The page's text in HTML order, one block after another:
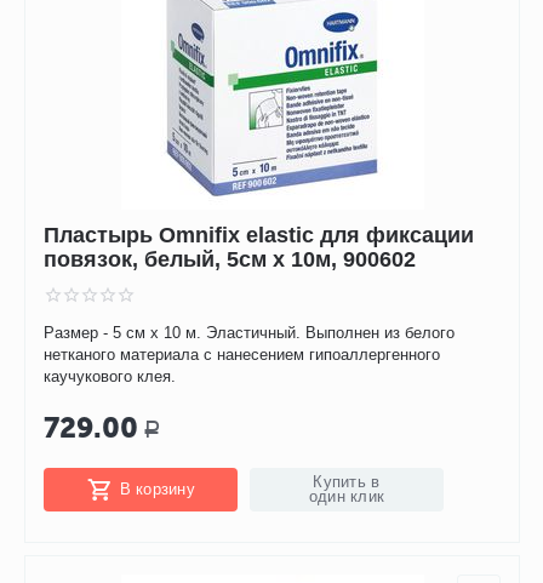
Пластырь Omnifix elastic для фиксации
повязок, белый, 5см х 10м, 900602
Размер - 5 см x 10 м. Эластичный. Выполнен из белого
нетканого материала с нанесением гипоаллергенного
каучукового клея.
729.00 Р
В корзину
Купить в
один клик